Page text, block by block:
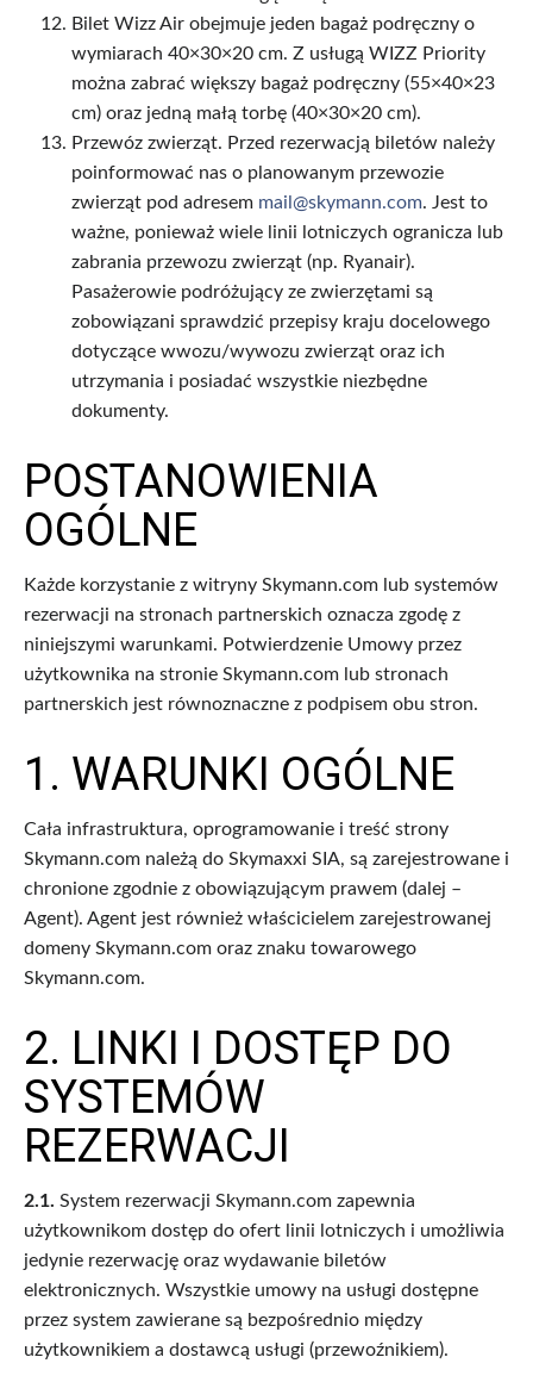
Bilet Wizz Air obejmuje jeden bagaż podręczny o
wymiarach 40×30×20 cm. Z usługą WIZZ Priority
można zabrać większy bagaż podręczny (55×40×23
cm) oraz jedną małą torbę (40×30×20 cm).
Przewóz zwierząt. Przed rezerwacją biletów należy
poinformować nas o planowanym przewozie
zwierząt pod adresem mail@skymann.com. Jest to
ważne, ponieważ wiele linii lotniczych ogranicza lub
zabrania przewozu zwierząt (np. Ryanair).
Pasażerowie podróżujący ze zwierzętami są
zobowiązani sprawdzić przepisy kraju docelowego
dotyczące wwozu/wywozu zwierząt oraz ich
utrzymania i posiadać wszystkie niezbędne
dokumenty.
POSTANOWIENIA
OGÓLNE
Każde korzystanie z witryny Skymann.com lub systemów
rezerwacji na stronach partnerskich oznacza zgodę z
niniejszymi warunkami. Potwierdzenie Umowy przez
użytkownika na stronie Skymann.com lub stronach
partnerskich jest równoznaczne z podpisem obu stron.
1. WARUNKI OGÓLNE
Cała infrastruktura, oprogramowanie i treść strony
Skymann.com należą do Skymaxxi SIA, są zarejestrowane i
chronione zgodnie z obowiązującym prawem (dalej –
Agent). Agent jest również właścicielem zarejestrowanej
domeny Skymann.com oraz znaku towarowego
Skymann.com.
2. LINKI I DOSTĘP DO
SYSTEMÓW
REZERWACJI
2.1. System rezerwacji Skymann.com zapewnia
użytkownikom dostęp do ofert linii lotniczych i umożliwia
jedynie rezerwację oraz wydawanie biletów
elektronicznych. Wszystkie umowy na usługi dostępne
przez system zawierane są bezpośrednio między
użytkownikiem a dostawcą usługi (przewoźnikiem).